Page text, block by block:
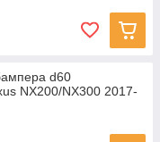
d60
NX200/NX300 2017-